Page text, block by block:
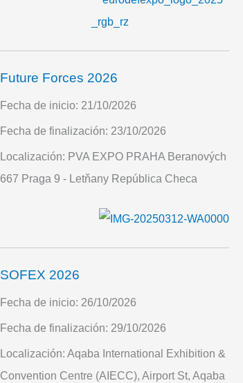
Future Forces 2026
Fecha de inicio: 21/10/2026
Fecha de finalización: 23/10/2026
Localización: PVA EXPO PRAHA Beranových
667 Praga 9 - Letňany República Checa
SOFEX 2026
Fecha de inicio: 26/10/2026
Fecha de finalización: 29/10/2026
Localización: Aqaba International Exhibition &
Convention Centre (AIECC), Airport St, Aqaba